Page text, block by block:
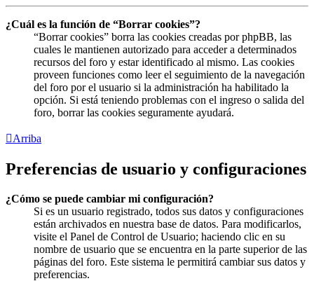
¿Cuál es la función de “Borrar cookies”?
“Borrar cookies” borra las cookies creadas por phpBB, las
cuales le mantienen autorizado para acceder a determinados
recursos del foro y estar identificado al mismo. Las cookies
proveen funciones como leer el seguimiento de la navegación
del foro por el usuario si la administración ha habilitado la
opción. Si está teniendo problemas con el ingreso o salida del
foro, borrar las cookies seguramente ayudará.
Arriba
Preferencias de usuario y configuraciones
¿Cómo se puede cambiar mi configuración?
Si es un usuario registrado, todos sus datos y configuraciones
están archivados en nuestra base de datos. Para modificarlos,
visite el Panel de Control de Usuario; haciendo clic en su
nombre de usuario que se encuentra en la parte superior de las
páginas del foro. Este sistema le permitirá cambiar sus datos y
preferencias.